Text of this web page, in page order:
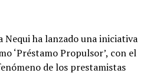
ha lanzado una iniciativa
‘Préstamo Propulsor’, con el
de los prestamistas